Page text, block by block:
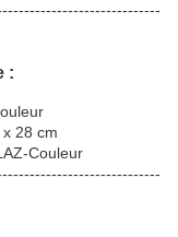
:
28 cm
Couleur